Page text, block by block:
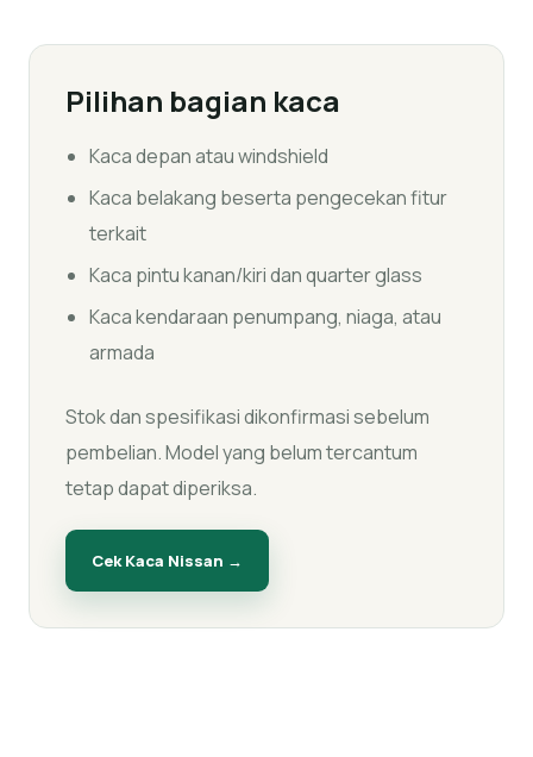
Pilihan bagian kaca
Kaca depan atau windshield
Kaca belakang beserta pengecekan fitur
terkait
Kaca pintu kanan/kiri dan quarter glass
Kaca kendaraan penumpang, niaga, atau
armada
Stok dan spesifikasi dikonfirmasi sebelum
pembelian. Model yang belum tercantum
tetap dapat diperiksa.
Cek Kaca Nissan →